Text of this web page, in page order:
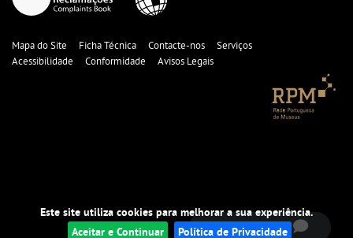
Mapa do Site Ficha Técnica Contacte-nos
Serviços
Acessibilidade
Conformidade Avisos Legais
fale connosco!